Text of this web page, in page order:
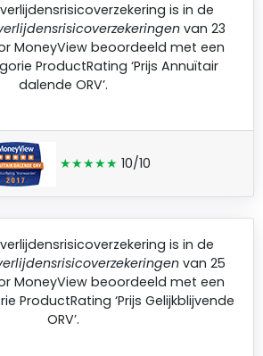
is in de
van 23
MoneyView beoordeeld met een
ProductRating ‘Prijs Annuïtair
dalende ORV’.
★★★★★ 10/10
is in de
van 25
MoneyView beoordeeld met een
ProductRating ‘Prijs Gelijkblijvende
ORV’.